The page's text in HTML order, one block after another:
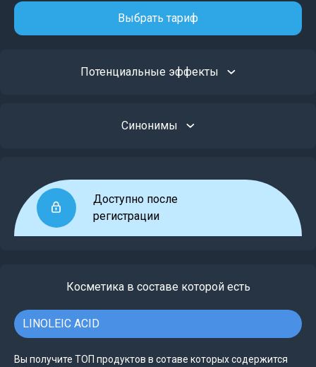
Выбрать тариф
Потенциальные эффекты
Синонимы
Доступно после
регистрации
Косметика в составе которой есть
LINOLEIC ACID
Вы получите ТОП продуктов в сотаве которых содержится